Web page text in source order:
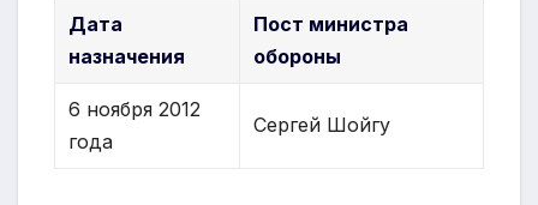
Дата
назначения
Пост министра
обороны
6 ноября 2012
года
Сергей Шойгу